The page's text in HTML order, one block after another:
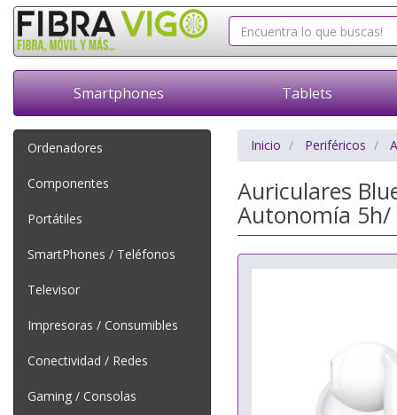
Smartphones Tablets
Ordenadores
Componentes
Portátiles
SmartPhones / Teléfonos
Televisor
Impresoras / Consumibles
Conectividad / Redes
Gaming / Consolas
Inicio Periféricos
Auriculares
Autonomía 5h/